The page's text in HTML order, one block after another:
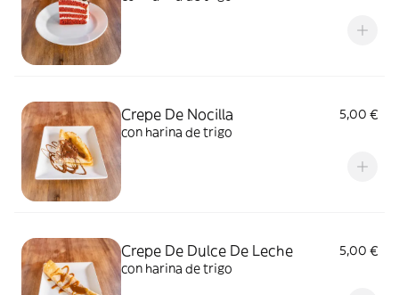
Crepe De Nocilla
5,00 €
con harina de trigo
Crepe De Dulce De Leche
5,00 €
con harina de trigo